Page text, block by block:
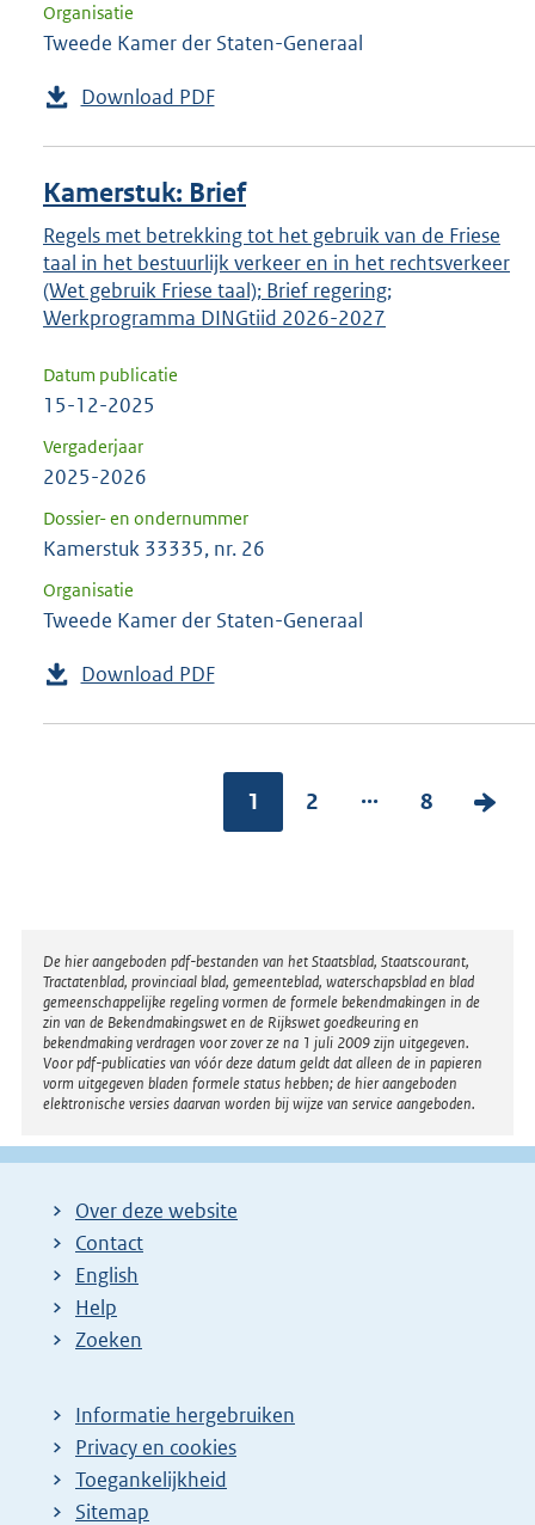
Organisatie
Tweede Kamer der Staten-Generaal
Download PDF
Kamerstuk: Brief
Regels met betrekking tot het gebruik van de Friese
taal in het bestuurlijk verkeer en in het rechtsverkeer
(Wet gebruik Friese taal); Brief regering;
Werkprogramma DINGtiid 2026-2027
Datum publicatie
15-12-2025
Vergaderjaar
2025-2026
Dossier- en ondernummer
Kamerstuk 33335, nr. 26
Organisatie
Tweede Kamer der Staten-Generaal
Download PDF
1 2 ... 8
V
g
Disclaimer
De hier aangeboden pdf-bestanden van het Staatsblad, Staatscourant,
Tractatenblad, provinciaal blad, gemeenteblad, waterschapsblad en blad
gemeenschappelijke regeling vormen de formele bekendmakingen in de
zin van de Bekendmakingswet en de Rijkswet goedkeuring en
bekendmaking verdragen voor zover ze na 1 juli 2009 zijn uitgegeven.
Voor pdf-publicaties van vóór deze datum geldt dat alleen de in papieren
vorm uitgegeven bladen formele status hebben; de hier aangeboden
elektronische versies daarvan worden bij wijze van service aangeboden.
Over deze website
Contact
English
Help
Zoeken
Informatie hergebruiken
Privacy en cookies
Toegankelijkheid
Sitemap